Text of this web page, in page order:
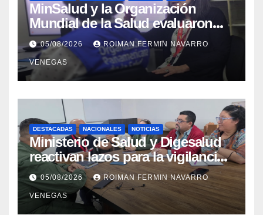
MinSalud y la Organización
Mundial de la Salud evaluaron
propuesta técnica integral en
materia de agua saneamiento e
higiene ante contingencia
sísmica
05/08/2026 ROIMAN FERMIN NAVARRO
VENEGAS
DESTACADAS NACIONALES NOTICIAS
Ministerio de Salud y Digesalud
reactivan lazos para la vigilancia
epidemiológica y el control de
enfermedades
05/08/2026 ROIMAN FERMIN NAVARRO
VENEGAS